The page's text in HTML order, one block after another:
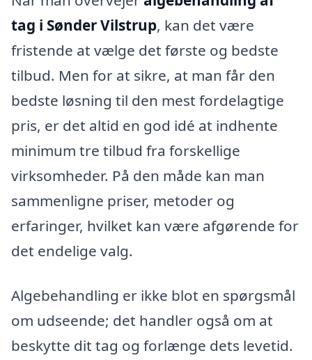
tag i Sønder Vilstrup, kan det være
fristende at vælge det første og bedste
tilbud. Men for at sikre, at man får den
bedste løsning til den mest fordelagtige
pris, er det altid en god idé at indhente
minimum tre tilbud fra forskellige
virksomheder. På den måde kan man
sammenligne priser, metoder og
erfaringer, hvilket kan være afgørende for
det endelige valg.
Algebehandling er ikke blot en spørgsmål
om udseende; det handler også om at
beskytte dit tag og forlænge dets levetid.